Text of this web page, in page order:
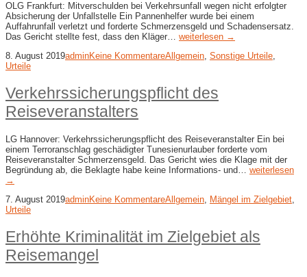
OLG Frankfurt: Mitverschulden bei Verkehrsunfall wegen nicht erfolgter
Absicherung der Unfallstelle Ein Pannenhelfer wurde bei einem
Auffahrunfall verletzt und forderte Schmerzensgeld und Schadensersatz.
Das Gericht stellte fest, dass den Kläger… weiterlesen →
8. August 2019adminKeine KommentareAllgemein, Sonstige Urteile,
Urteile
Verkehrssicherungspflicht des
Reiseveranstalters
LG Hannover: Verkehrssicherungspflicht des Reiseveranstalter Ein bei
einem Terroranschlag geschädigter Tunesienurlauber forderte vom
Reiseveranstalter Schmerzensgeld. Das Gericht wies die Klage mit der
Begründung ab, die Beklagte habe keine Informations- und… weiterlesen
→
7. August 2019adminKeine KommentareAllgemein, Mängel im Zielgebiet,
Urteile
Erhöhte Kriminalität im Zielgebiet als
Reisemangel